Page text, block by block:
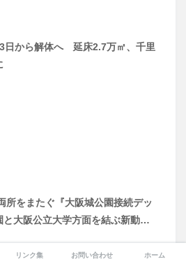
3日から解体へ 延床2.7万㎡、千里
所をまたぐ『大阪城公園接続デッ
と大阪公立大学方面を結ぶ新動…
リンク集 お問い合わせ ホーム